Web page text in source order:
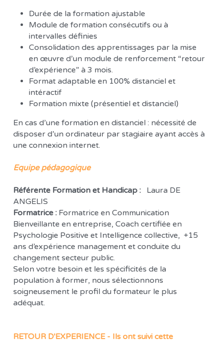
Durée de la formation ajustable
Module de formation consécutifs ou à
intervalles définies
Consolidation des apprentissages par la mise
en œuvre d’un module de renforcement “retour
d’expérience” à 3 mois.
Format adaptable en 100% distanciel et
intéractif
Formation mixte (présentiel et distanciel)
En cas d’une formation en distanciel : nécessité de
disposer d’un ordinateur par stagiaire ayant accès à
une connexion internet.
Equipe pédagogique
Référente Formation et Handicap :
Laura DE
ANGELIS
Formatrice : Formatrice en Communication
Bienveillante en entreprise, Coach certifiée en
Psychologie Positive et Intelligence collective,  +15
ans d’expérience management et conduite du
changement secteur public.
Selon votre besoin et les spécificités de la
population à former, nous sélectionnons
soigneusement le profil du formateur le plus
adéquat.
RETOUR D'EXPERIENCE - Ils ont suivi cette